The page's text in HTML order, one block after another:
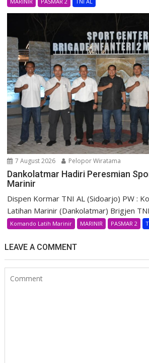
7 August 2026 Pelopor Wiratama
Dankolatmar Hadiri Peresmian
Marinir
Dispen Kormar TNI AL (Sidoarjo) PW :
Latihan Marinir (Dankolatmar) Brigjen
Komando Latih Marinir MARINIR PASMAR 2
LEAVE A COMMENT